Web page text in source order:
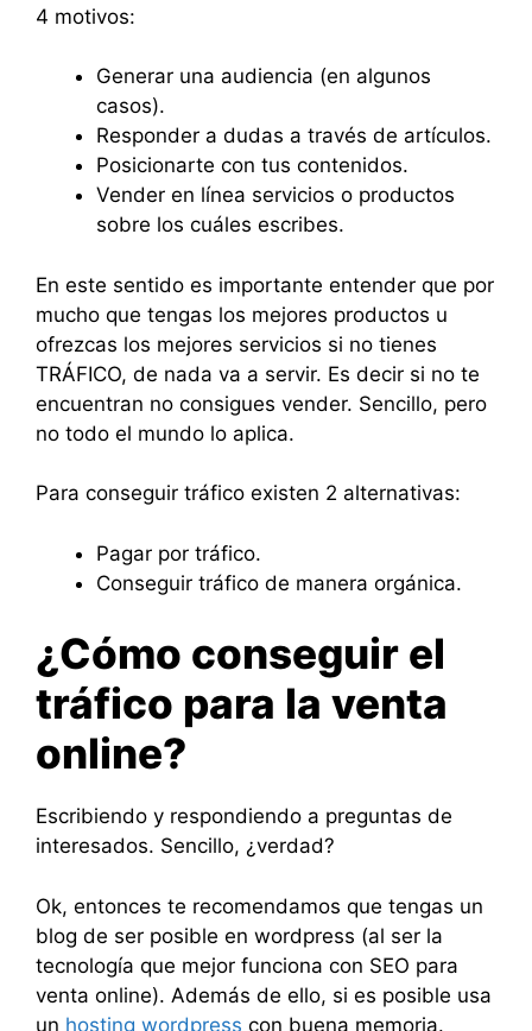
4 motivos:
Generar una audiencia (en algunos
casos).
Responder a dudas a través de artículos.
Posicionarte con tus contenidos.
Vender en línea servicios o productos
sobre los cuáles escribes.
En este sentido es importante entender que por
mucho que tengas los mejores productos u
ofrezcas los mejores servicios si no tienes
TRÁFICO, de nada va a servir. Es decir si no te
encuentran no consigues vender. Sencillo, pero
no todo el mundo lo aplica.
Para conseguir tráfico existen 2 alternativas:
Pagar por tráfico.
Conseguir tráfico de manera orgánica.
¿Cómo conseguir el
tráfico para la venta
online?
Escribiendo y respondiendo a preguntas de
interesados. Sencillo, ¿verdad?
Ok, entonces te recomendamos que tengas un
blog de ser posible en wordpress (al ser la
tecnología que mejor funciona con SEO para
venta online). Además de ello, si es posible usa
un hosting wordpress con buena memoria.